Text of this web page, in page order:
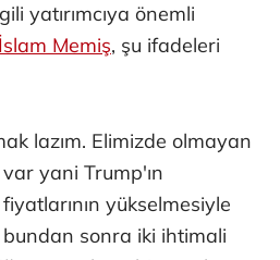
yatırımcıya önemli
İslam Memiş, şu ifadeleri
lazım. Elimizde olmayan
yani Trump'ın
fiyatlarının yükselmesiyle
bundan sonra iki ihtimali